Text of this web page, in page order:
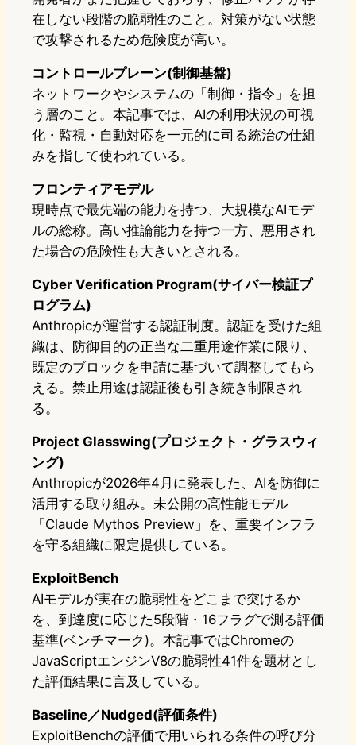
在しない段階の脆弱性のこと。対策がない状態
で攻撃されるため危険度が高い。
コントロールプレーン(制御基盤)
ネットワークやシステムの「制御・指令」を担
う層のこと。本記事では、AIの利用状況の可視
化・監視・自動対応を一元的に司る統治の仕組
みを指して使われている。
フロンティアモデル
現時点で最先端の能力を持つ、大規模なAIモデ
ルの総称。高い推論能力を持つ一方、悪用され
た場合の危険性も大きいとされる。
Cyber Verification Program(サイバー検証プ
ログラム)
Anthropicが運営する認証制度。認証を受けた組
織は、防御目的の正当な二重用途作業に限り、
既定のブロックを申請に基づいて調整してもら
える。禁止用途は認証後も引き続き制限され
る。
Project Glasswing(プロジェクト・グラスウィ
ング)
Anthropicが2026年4月に発表した、AIを防御に
活用する取り組み。未公開の高性能モデル
「Claude Mythos Preview」を、重要インフラ
を守る組織に限定提供している。
ExploitBench
AIモデルが実在の脆弱性をどこまで突けるか
を、到達度に応じた5段階・16フラグで測る評価
基準(ベンチマーク)。本記事ではChromeの
JavaScriptエンジンV8の脆弱性41件を題材とし
た評価結果に言及している。
Baseline／Nudged(評価条件)
ExploitBenchの評価で用いられる条件の呼び分